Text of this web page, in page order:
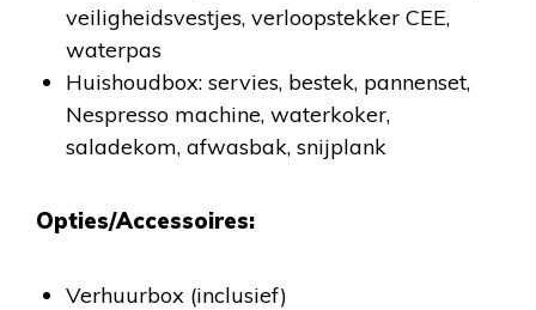
veiligheidsvestjes, verloopstekker CEE,
waterpas
Huishoudbox: servies, bestek, pannenset,
Nespresso machine, waterkoker,
saladekom, afwasbak, snijplank
Opties/Accessoires:
Verhuurbox (inclusief)